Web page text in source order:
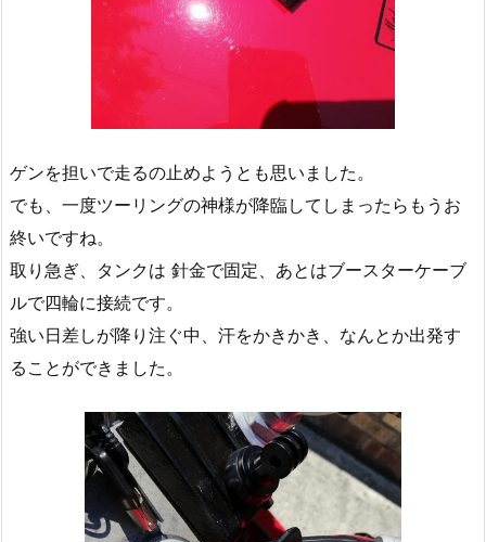
ゲンを担いで走るの止めようとも思いました。
でも、一度ツーリングの神様が降臨してしまったらもうお
終いですね。
取り急ぎ、タンクは 針金で固定、あとはブースターケーブ
ルで四輪に接続です。
強い日差しが降り注ぐ中、汗をかきかき、なんとか出発す
ることができました。